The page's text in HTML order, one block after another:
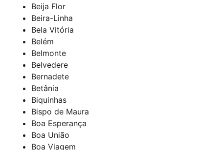
Beija Flor
Beira-Linha
Bela Vitória
Belém
Belmonte
Belvedere
Bernadete
Betânia
Biquinhas
Bispo de Maura
Boa Esperança
Boa União
Boa Viagem